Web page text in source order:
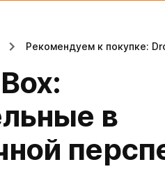
Рекомендуем к покупке:
в